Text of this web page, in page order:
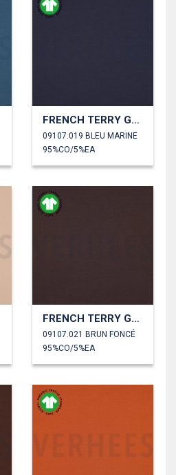
FRENCH TERRY GOTS
09107.019 BLEU MARINE
95%CO/5%EA
FRENCH TERRY GOTS
09107.021 BRUN FONCÉ
95%CO/5%EA